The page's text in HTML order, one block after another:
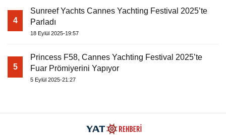
4
Sunreef Yachts Cannes Yachting Festival 2025’te
Parladı
18 Eylül 2025-19:57
5
Princess F58, Cannes Yachting Festival 2025’te
Fuar Prömiyerini Yapıyor
5 Eylül 2025-21:27